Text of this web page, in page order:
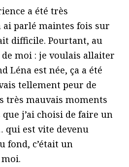
a été très
ai parlé maintes fois sur
difficile. Pourtant, au
de moi : je voulais allaiter
Léna est née, ça a été
tellement peur de
très mauvais moments
j’ai choisi de faire un
est vite devenu
fond, c’était un